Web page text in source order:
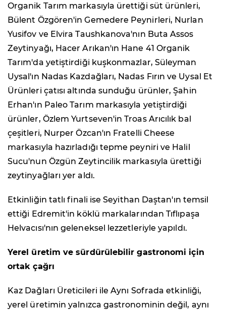
Organik Tarım markasıyla ürettiği süt ürünleri,
Bülent Özgören'in Gemedere Peynirleri, Nurlan
Yusifov ve Elvira Taushkanova'nın Buta Assos
Zeytinyağı, Hacer Arıkan'ın Hane 41 Organik
Tarım'da yetiştirdiği kuşkonmazlar, Süleyman
Uysal'ın Nadas Kazdağları, Nadas Fırın ve Uysal Et
Ürünleri çatısı altında sunduğu ürünler, Şahin
Erhan'ın Paleo Tarım markasıyla yetiştirdiği
ürünler, Özlem Yurtseven'in Troas Arıcılık bal
çeşitleri, Nurper Özcan'ın Fratelli Cheese
markasıyla hazırladığı tepme peyniri ve Halil
Sucu'nun Özgün Zeytincilik markasıyla ürettiği
zeytinyağları yer aldı.
Etkinliğin tatlı finali ise Seyithan Daştan'ın temsil
ettiği Edremit'in köklü markalarından Tıflıpaşa
Helvacısı'nın geleneksel lezzetleriyle yapıldı.
Yerel üretim ve sürdürülebilir gastronomi için
ortak çağrı
Kaz Dağları Üreticileri ile Aynı Sofrada etkinliği,
yerel üretimin yalnızca gastronominin değil, aynı